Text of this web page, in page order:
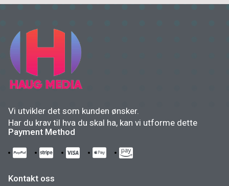
Vi utvikler det som kunden ønsker.
Har du krav til hva du skal ha, kan vi utforme dette
Payment Method
Kontakt oss